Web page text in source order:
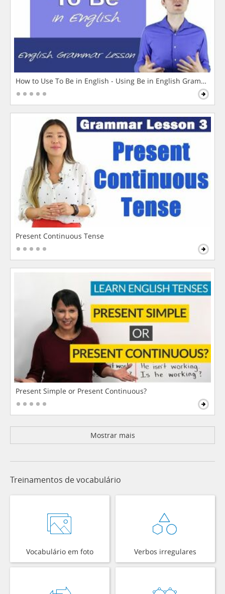
How to Use To Be in English - Using Be in English Grammar
Present Continuous Tense
Present Simple or Present Continuous?
Mostrar mais
Treinamentos de vocabulário
Vocabulário em foto Verbos irregulares